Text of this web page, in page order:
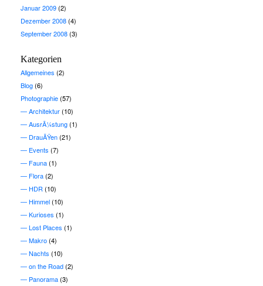
Januar 2009(2)
Dezember 2008(4)
September 2008(3)
Kategorien
Allgemeines (2)
Blog(6)
Photographie(57)
Architektur(10)
AusrÃ¼stung(1)
DrauÃŸen(21)
Events (7)
Fauna(1)
Flora(2)
HDR (10)
Himmel(10)
Kurioses (1)
Lost Places (1)
Makro(4)
Nachts (10)
on the Road(2)
Panorama(3)